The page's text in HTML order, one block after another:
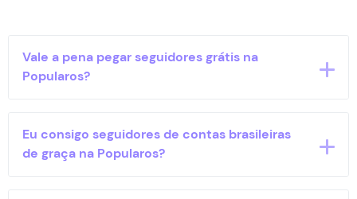
Vale a pena pegar seguidores grátis na
Popularos?
Sim, nesta plataforma você consegue seguidores
reais de contas brasileiras.
Eu consigo seguidores de contas brasileiras
de graça na Popularos?